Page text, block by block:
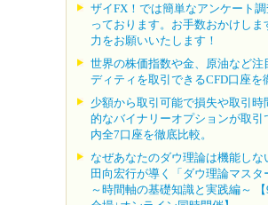
ザイFX！では簡単なアンケート
っております。お手数おかけしま
力をお願いいたします！
世界の株価指数や金、原油など注
ディティを取引できるCFD口座を
少額から取引可能で損失や取引時
的なバイナリーオプションが取引
内全7口座を徹底比較。
なぜあなたのダウ理論は機能しな
田向宏行が導く「ダウ理論マスタ
～時間軸の基礎知識と実践編～ 【